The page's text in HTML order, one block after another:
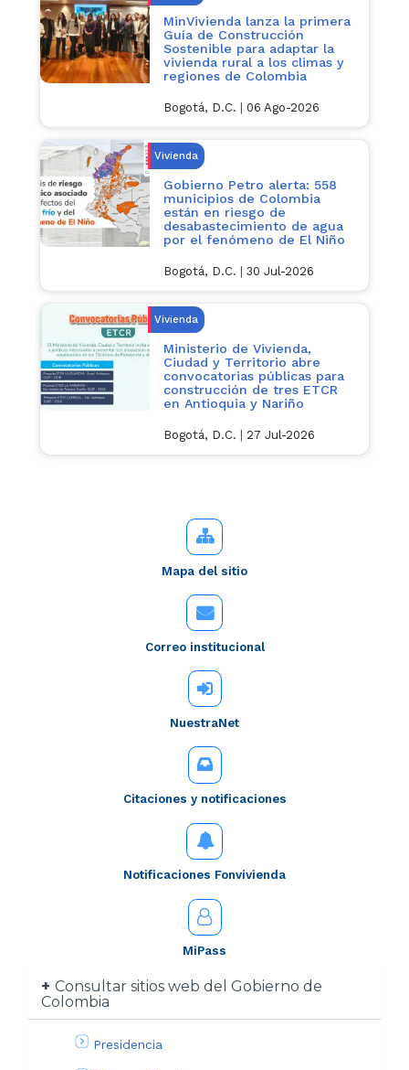
MinVivienda lanza la primera
Guía de Construcción
Sostenible para adaptar la
vivienda rural a los climas y
regiones de Colombia
Bogotá, D.C. 06 Ago-2026
Vivienda
Gobierno Petro alerta: 558
municipios de Colombia
están en riesgo de
desabastecimiento de agua
por el fenómeno de El Niño
Bogotá, D.C. 30 Jul-2026
Vivienda
Ministerio de Vivienda,
Ciudad y Territorio abre
convocatorias públicas para
construcción de tres ETCR
en Antioquia y Nariño
Bogotá, D.C. 27 Jul-2026
Mapa del sitio
Correo institucional
NuestraNet
Citaciones y notificaciones
Notificaciones Fonvivienda
MiPass
Consultar sitios web del Gobierno de
Colombia
Presidencia